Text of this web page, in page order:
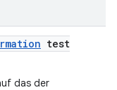
test
das der